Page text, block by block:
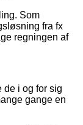
Som
fra fx
regningen af
de i og for sig
gange en